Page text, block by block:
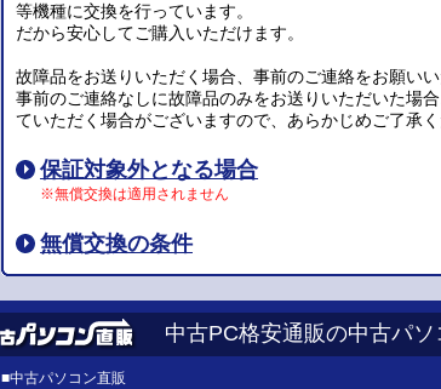
等機種に交換を行っています。
だから安心してご購入いただけます。
故障品をお送りいただく場合、事前のご連絡をお願いい
事前のご連絡なしに故障品のみをお送りいただいた場
ていただく場合がございますので、あらかじめご了承く
保証対象外となる場合
※無償交換は適用されません
無償交換の条件
中古PC格安通販の中古パソ
■中古パソコン直販